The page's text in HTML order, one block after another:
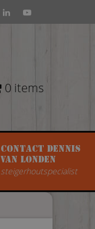
Contact Dennis
van Londen
steigerhoutspecialist
0 items